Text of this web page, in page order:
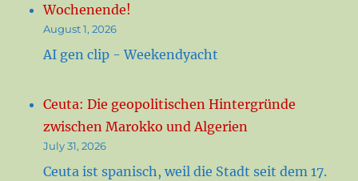
Wochenende!
August 1, 2026
AI gen clip - Weekendyacht
Ceuta: Die geopolitischen Hintergründe
zwischen Marokko und Algerien
July 31, 2026
Ceuta ist spanisch, weil die Stadt seit dem 17.